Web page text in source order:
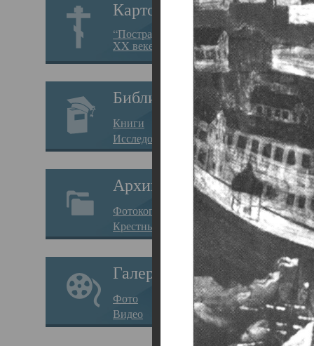
Картотека
“Пострадавшие за веру в
XX веке на Севере”
Библиотека
Книги
Исследования
Архив
Фотокопии дел
Крестные ходы
Галерея
Фото
Видео